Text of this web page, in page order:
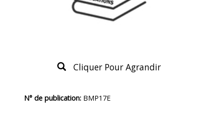
Cliquer Pour Agrandir
duN° de publication: BMP17E